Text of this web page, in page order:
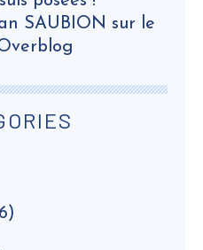
SAUBION sur le